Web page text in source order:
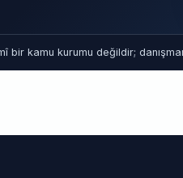
bir kamu kurumu değildir;